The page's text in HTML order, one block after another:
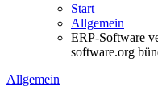
Start
Allgemein
ERP-Software
software.org
Allgemein